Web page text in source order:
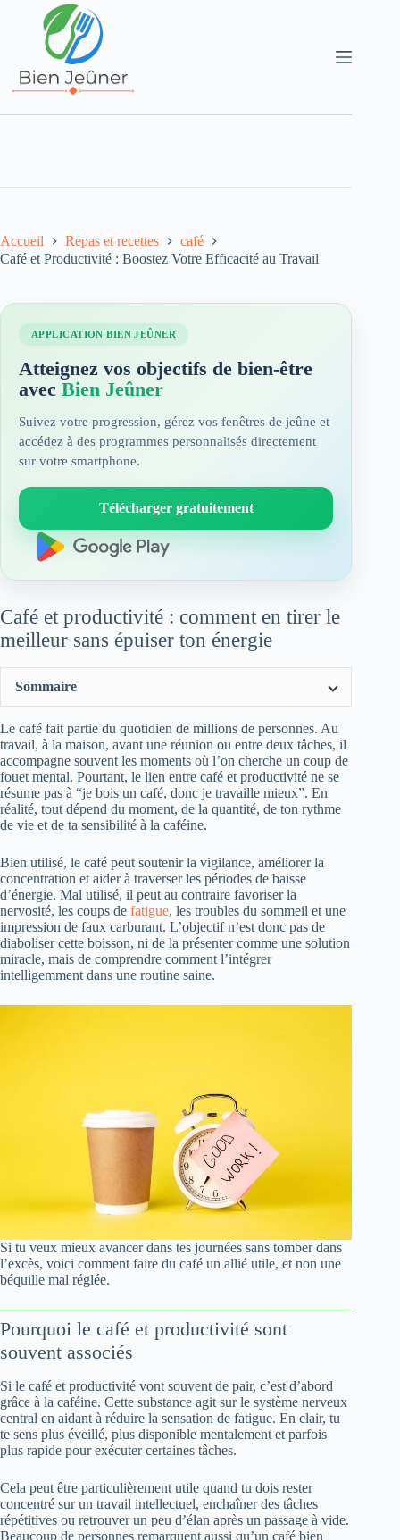
Accueil Repas et recettes
café
Café et Productivité : Boostez Votre Efficacité au Travail
APPLICATION BIEN JEÛNER
Atteignez vos objectifs de bien-être
avec Bien Jeûner
Suivez votre progression, gérez vos fenêtres de jeûne et
accédez à des programmes personnalisés directement
sur votre smartphone.
Télécharger gratuitement
Café et productivité : comment en tirer le
meilleur sans épuiser ton énergie
Sommaire
Le café fait partie du quotidien de millions de personnes. Au
travail, à la maison, avant une réunion ou entre deux tâches, il
accompagne souvent les moments où l’on cherche un coup de
fouet mental. Pourtant, le lien entre café et productivité ne se
résume pas à “je bois un café, donc je travaille mieux”. En
réalité, tout dépend du moment, de la quantité, de ton rythme
de vie et de ta sensibilité à la caféine.
Bien utilisé, le café peut soutenir la vigilance, améliorer la
concentration et aider à traverser les périodes de baisse
d’énergie. Mal utilisé, il peut au contraire favoriser la
nervosité, les coups de fatigue, les troubles du sommeil et une
impression de faux carburant. L’objectif n’est donc pas de
diaboliser cette boisson, ni de la présenter comme une solution
miracle, mais de comprendre comment l’intégrer
intelligemment dans une routine saine.
Si tu veux mieux avancer dans tes journées sans tomber dans
l’excès, voici comment faire du café un allié utile, et non une
béquille mal réglée.
Pourquoi le café et productivité sont
souvent associés
Si le café et productivité vont souvent de pair, c’est d’abord
grâce à la caféine. Cette substance agit sur le système nerveux
central en aidant à réduire la sensation de fatigue. En clair, tu
te sens plus éveillé, plus disponible mentalement et parfois
plus rapide pour exécuter certaines tâches.
Cela peut être particulièrement utile quand tu dois rester
concentré sur un travail intellectuel, enchaîner des tâches
répétitives ou retrouver un peu d’élan après un passage à vide.
Beaucoup de personnes remarquent aussi qu’un café bien